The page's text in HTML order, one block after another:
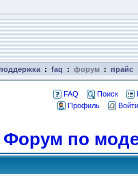
: faq : форум : прайс
FAQ Поиск
Профиль
по